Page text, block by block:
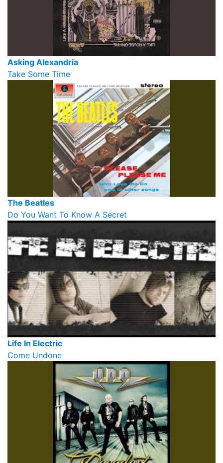
Asking Alexandria
Take Some Time
The Beatles
Do You Want To Know A Secret
Life In Electric
Come Undone